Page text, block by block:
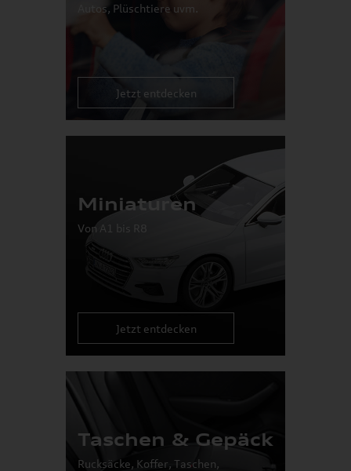
Autos, Plüschtiere uvm.
Jetzt entdecken
Miniaturen
Von A1 bis R8
Jetzt entdecken
Taschen & Gepäck
Rucksäcke, Koffer, Taschen,